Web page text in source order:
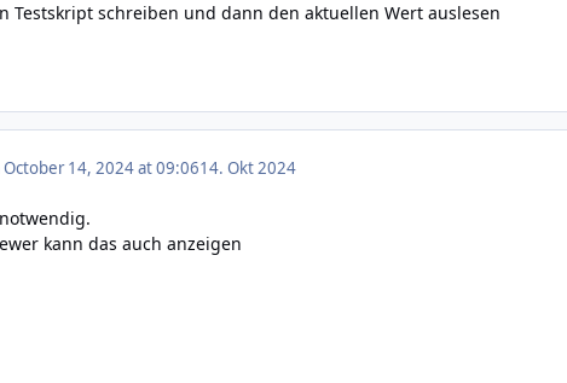
Testskript schreiben und dann den aktuellen Wert auslesen
October 14, 2024 at 09:0614. Okt 2024
kann das auch anzeigen